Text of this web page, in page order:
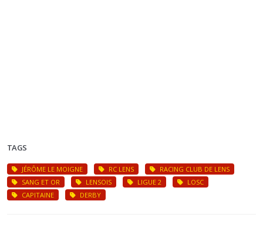
TAGS
JÉRÔME LE MOIGNE RC LENS
RACING CLUB DE LENS
SANG ET OR
LENSOIS LIGUE 2
LOSC
CAPITAINE
DERBY